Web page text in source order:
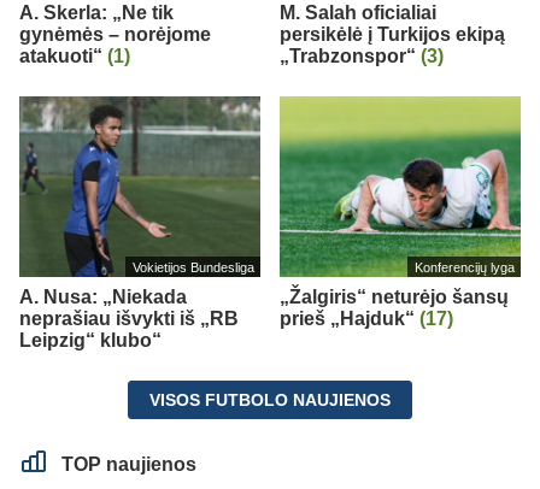
A. Skerla: „Ne tik
gynėmės – norėjome
atakuoti“ (1)
M. Salah oficialiai
persikėlė į Turkijos ekipą
„Trabzonspor“ (3)
Vokietijos Bundesliga
A. Nusa: „Niekada
neprašiau išvykti iš „RB
Leipzig“ klubo“
Konferencijų lyga
„Žalgiris“ neturėjo šansų
prieš „Hajduk“ (17)
VISOS FUTBOLO NAUJIENOS
TOP naujienos